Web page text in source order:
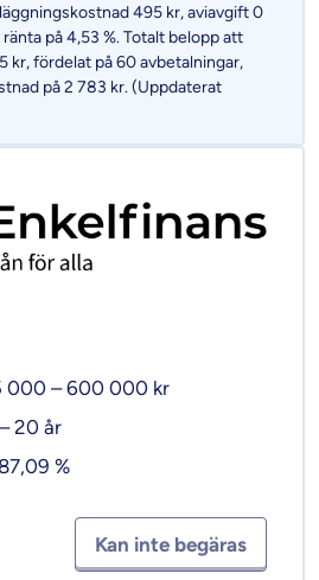
495 kr, aviavgift 0
på 4,53 %. Totalt belopp att
kr, fördelat på 60 avbetalningar,
på 2 783 kr. (Uppdaterat
000 – 600 000 kr
20 år
%
Kan inte begäras